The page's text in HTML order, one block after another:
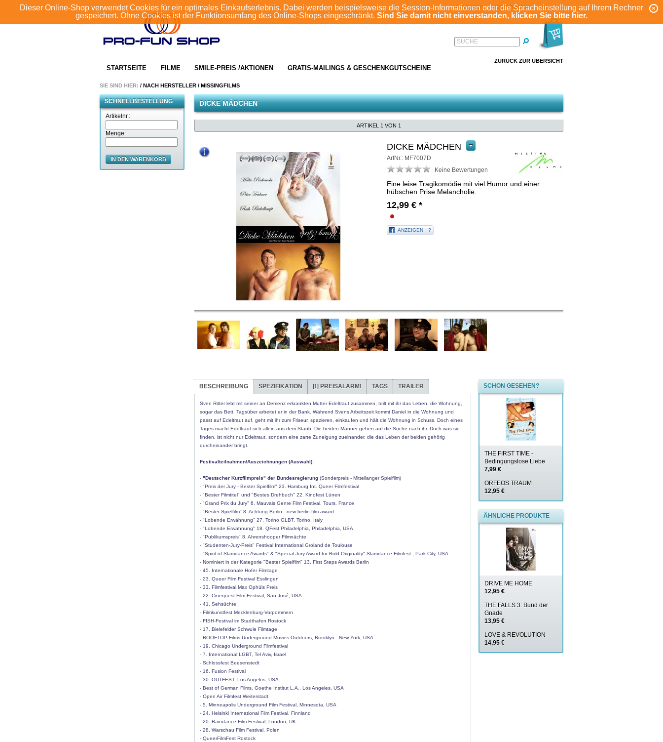
Dieser Online-Shop verwendet Cookies für ein optimales Einkaufserlebnis. Dabei werden beispielsweise die Session-Informationen oder die Spracheinstellung auf Ihrem Rechner
gespeichert. Ohne Cookies ist der Funktionsumfang des Online-Shops eingeschränkt. Sind Sie damit nicht einverstanden, klicken Sie bitte hier.
KONTO
ANMELDEN REGISTRIEREN
STARTSEITE FILME SMILE-PREIS /AKTIONEN GRATIS-MAILINGS & GESCHENKGUTSCHEINE
SUCHE
SIE SIND HIER: / NACH HERSTELLER / MISSINGFILMS
SCHNELLBESTELLUNG
Artikelnr.:
Menge:
IN DEN WARENKORB
ZURÜCK ZUR ÜBERSICHT
DICKE MÄDCHEN
ARTIKEL 1 VON 1
DICKE MÄDCHEN
ArtNr.: MF7007D
Keine Bewertungen
Eine leise Tragikomödie mit viel Humor und einer
hübschen Prise Melancholie.
12,99 € *
ANZEIGEN ?
BESCHREIBUNG SPEZIFIKATION [!] PREISALARM! TAGS TRAILER
Sven Ritter lebt mit seiner an Demenz erkrankten Mutter Edeltraut zusammen, teilt mit ihr das Leben, die Wohnung,
sogar das Bett. Tagsüber arbeitet er in der Bank. Während Svens Arbeitszeit kommt Daniel in die Wohnung und
passt auf Edeltraut auf, geht mit ihr zum Friseur, spazieren, einkaufen und hält die Wohnung in Schuss. Doch eines
Tages macht Edeltraut sich allein aus dem Staub. Die beiden Männer gehen auf die Suche nach ihr. Doch was sie
finden, ist nicht nur Edeltraut, sondern eine zarte Zuneigung zueinander, die das Leben der beiden gehörig
durcheinander bringt.
Festivalteilnahmen/Auszeichnungen (Auswahl):
- "Deutscher Kurzfilmpreis" der Bundesregierung (Sonderpreis - Mittellanger Spielfilm)
- "Preis der Jury - Bester Spielfilm" 23. Hamburg Int. Queer Filmfestival
- "Bester Filmtitel" und "Bestes Drehbuch" 22. Kinofest Lünen
- "Grand Prix du Jury" 6. Mauvais Genre Film Festival, Tours, France
- "Bester Spielfilm" 8. Achtung Berlin - new berlin film award
- "Lobende Erwähnung" 27. Torino GLBT, Torino, Italy
- "Lobende Erwähnung" 18. QFest Philadelphia, Philadelphia, USA
- "Publikumspreis" 8. Ahrenshooper Filmnächte
- "Studenten-Jury-Preis" Festival International Groland de Toulouse
- "Spirit of Slamdance Awards" & "Special Jury Award for Bold Originality" Slamdance Filmfest., Park City, USA
- Nominiert in der Kategorie "Bester Spielfilm" 13. First Steps Awards Berlin
- 45. Internationale Hofer Filmtage
- 23. Queer Film Festival Esslingen
- 33. Filmfestival Max Ophüls Preis
- 22. Cinequest Film Festival, San José, USA
- 41. Sehsüchte
- Filmkunstfest Mecklenburg-Vorpommern
- FISH-Festival im Stadthafen Rostock
- 17. Bielefelder Schwule Filmtage
- ROOFTOP Films Underground Movies Outdoors, Brooklyn - New York, USA
- 19. Chicago Underground Filmfestival
- 7. International LGBT, Tel Aviv, Israel
- Schlossfest Beesenstedt
- 16. Fusion Festival
- 30. OUTFEST, Los Angelos, USA
- Best of German Films, Goethe Institut L.A., Los Angeles, USA
- Open Air Filmfest Weiterstadt
- 5. Minneapolis Underground Film Festival, Minnesota, USA
- 24. Helsinki International Film Festival, Finnland
- 20. Raindance Film Festival, London, UK
- 28. Warschau Film Festival, Polen
- QueerFilmFest Rostock
SCHON GESEHEN?
THE FIRST TIME -
Bedingungslose Liebe
7,99 €
ORFEOS TRAUM
12,95 €
ÄHNLICHE PRODUKTE
DRIVE ME HOME
12,95 €
THE FALLS 3: Bund der
Gnade
13,95 €
LOVE & REVOLUTION
14,95 €